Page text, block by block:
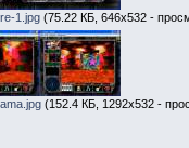
1.jpg(75.22 КБ, 646x532 -
(152.4 КБ, 1292x532 -